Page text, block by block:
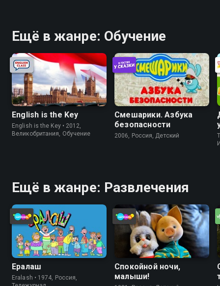
Ещё в жанре: Обучение
English is the Key
English is the Key • 2012,
Великобритания, Обучение
Смешарики. Азбука
безопасности
2006, Россия, Детский
Ещё в жанре: Развлечения
Ералаш
Eralash • 1974, Россия,
Спокойной ночи,
малыши!